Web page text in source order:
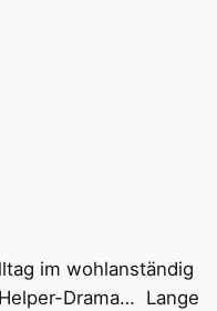
im wohlanständig
Drama… Lange